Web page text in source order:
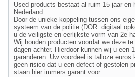
Used products bestaat al ruim 15 jaar en
Nederland.
Door de unieke koppeling tussen ons
systeem van de politie (DOR: digitaal
u de veiligste en eerlijkste vorm van 2e
Wij houden producten voordat we deze
dagen achter. Hierdoor kunnen wij u een
garanderen. Uw voordeel is talloze euros
geen risico dat u een defect of gestolen
staan hier immers garant voor.